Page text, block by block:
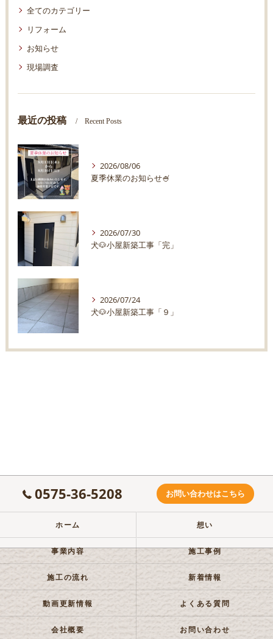
全てのカテゴリー
リフォーム
お知らせ
現場調査
最近の投稿 Recent Posts
2026/08/06
夏季休業のお知らせ🍧
2026/07/30
犬🐶小屋新築工事「完」
2026/07/24
犬🐶小屋新築工事「９」
0575-36-5208 お問い合わせはこちら
ホーム 想い
事業内容 施工事例
施工の流れ 新着情報
動画更新情報 よくある質問
会社概要 お問い合わせ